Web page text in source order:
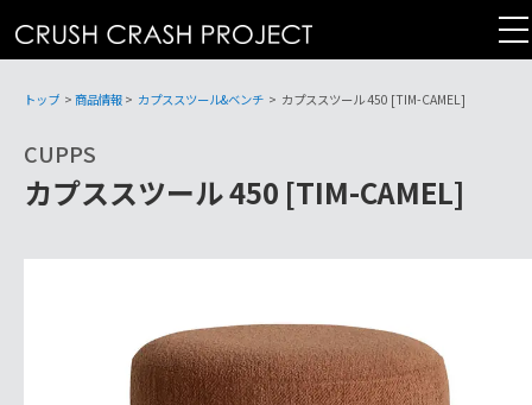
テ
トップ > 商品情報> カプススツール&ベンチ > カプススツール 450 [TIM-CAMEL]
CUPPS
カプススツール 450 [TIM-CAMEL]